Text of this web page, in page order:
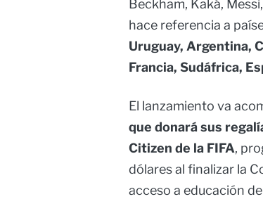
Beckham, Kaká,
hace referencia a
Uruguay, Argentina,
Francia, Sudáfrica,
El lanzamiento va
que donará sus
Citizen de la FIFA,
dólares al finalizar la
acceso a educación